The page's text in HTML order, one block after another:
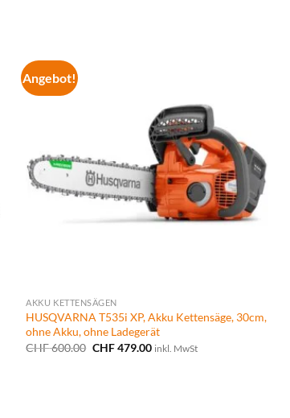
Angebot!
AKKU KETTENSÄGEN
HUSQVARNA T535i XP, Akku Kettensäge, 30cm,
ohne Akku, ohne Ladegerät
CHF600.00 Ursprünglicher
CHF479.00Aktueller
inkl. MwSt